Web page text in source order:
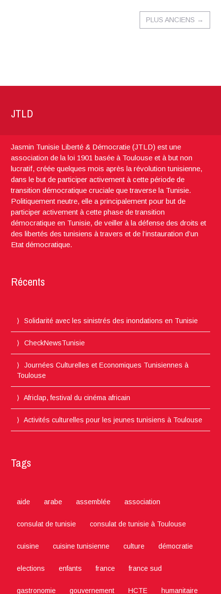
PLUS ANCIENS →
JTLD
Jasmin Tunisie Liberté & Démocratie (JTLD) est une
association de la loi 1901 basée à Toulouse et à but non
lucratif, créée quelques mois après la révolution tunisienne,
dans le but de participer activement à cette période de
transition démocratique cruciale que traverse la Tunisie.
Politiquement neutre, elle a principalement pour but de
participer activement à cette phase de transition
démocratique en Tunisie, de veiller à la défense des droits et
des libertés des tunisiens à travers et de l’instauration d’un
Etat démocratique.
Récents
Solidarité avec les sinistrés des inondations en Tunisie
CheckNewsTunisie
Journées Culturelles et Economiques Tunisiennes à
Toulouse
Africlap, festival du cinéma africain
Activités culturelles pour les jeunes tunisiens à Toulouse
Tags
aide arabe assemblée association
consulat de tunisie consulat de tunisie à Toulouse
cuisine cuisine tunisienne culture démocratie
elections enfants france france sud
gastronomie gouvernement HCTE humanitaire